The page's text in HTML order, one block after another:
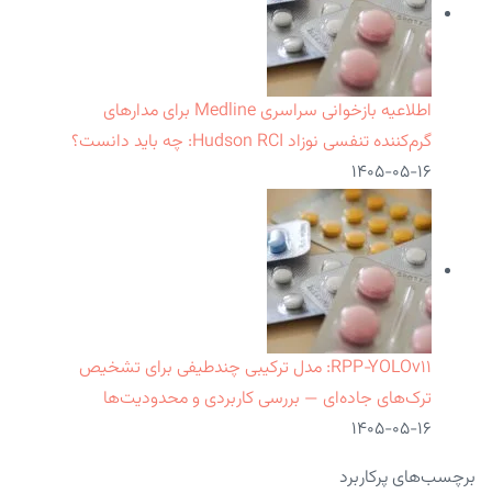
اطلاعیه بازخوانی سراسری Medline برای مدارهای
گرم‌کننده تنفسی نوزاد Hudson RCI: چه باید دانست؟
۱۴۰۵-۰۵-۱۶
RPP‑YOLOv۱۱: مدل ترکیبی چندطیفی برای تشخیص
ترک‌های جاده‌ای — بررسی کاربردی و محدودیت‌ها
۱۴۰۵-۰۵-۱۶
برچسب‌های پرکاربرد